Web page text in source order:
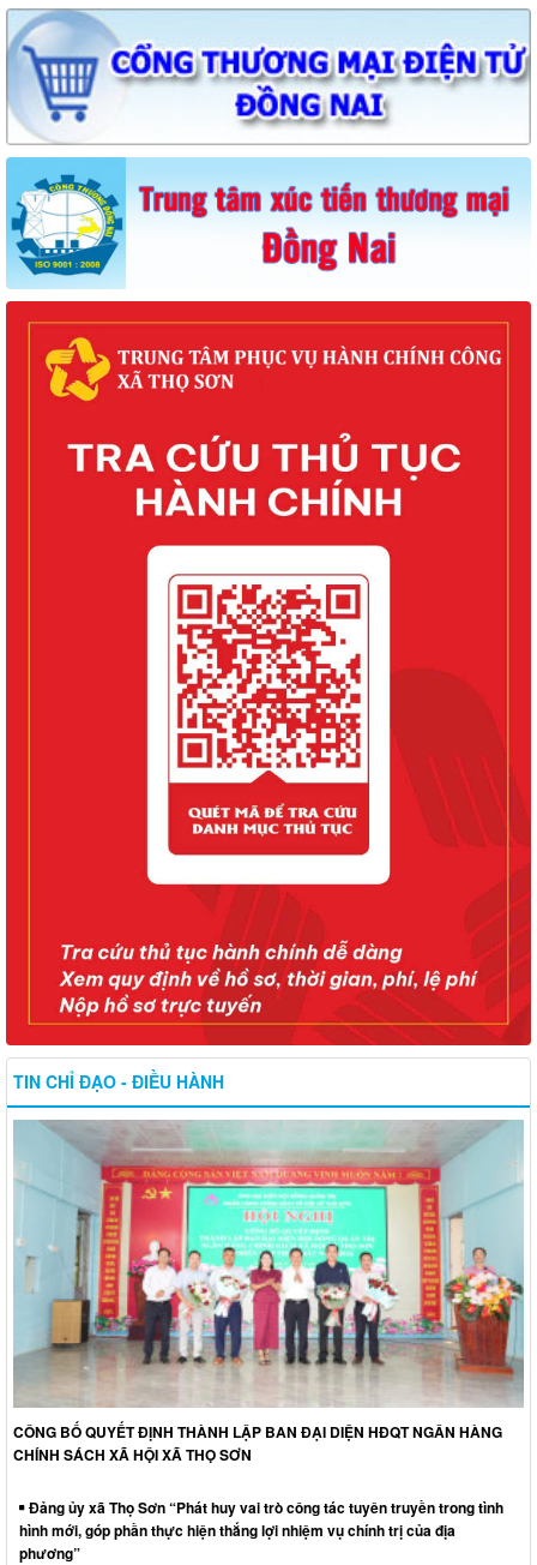
TIN CHỈ ĐẠO - ĐIỀU HÀNH
CÔNG BỐ QUYẾT ĐỊNH THÀNH LẬP BAN ĐẠI DIỆN HĐQT NGÂN HÀNG
CHÍNH SÁCH XÃ HỘI XÃ THỌ SƠN
Đảng ủy xã Thọ Sơn “Phát huy vai trò công tác tuyên truyền trong tình
hình mới, góp phần thực hiện thắng lợi nhiệm vụ chính trị của địa
phương”